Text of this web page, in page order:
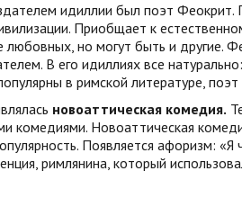
идиллии был поэт Феокрит.
Приобщает к
любовных, но могут быть и другие.
В его идиллиях все
в римской литературе, поэт
новоаттическая комедия.
комедиями. Новоаттическая
Появляется афоризм:
римлянина, который